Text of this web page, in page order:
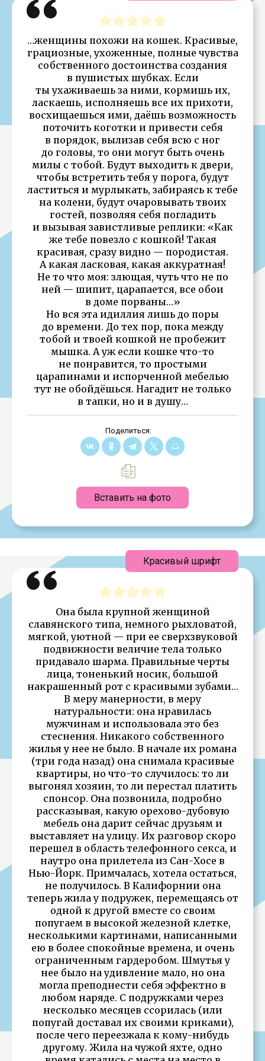
…женщины похожи на кошек. Красивые,
грациозные, ухоженные, полные чувства
собственного достоинства создания
в пушистых шубках. Если
ты ухаживаешь за ними, кормишь их,
ласкаешь, исполняешь все их прихоти,
восхищаешься ими, даёшь возможность
поточить коготки и привести себя
в порядок, вылизав себя всю с ног
до головы, то они могут быть очень
милы с тобой. Будут выходить к двери,
чтобы встретить тебя у порога, будут
ластиться и мурлыкать, забираясь к тебе
на колени, будут очаровывать твоих
гостей, позволяя себя погладить
и вызывая завистливые реплики: «Как
же тебе повезло с кошкой! Такая
красивая, сразу видно — породистая.
А какая ласковая, какая аккуратная!
Не то что моя: злющая, чуть что не по
ней — шипит, царапается, все обои
в доме порваны…»
Но вся эта идиллия лишь до поры
до времени. До тех пор, пока между
тобой и твоей кошкой не пробежит
мышка. А уж если кошке что-то
не понравится, то простыми
царапинами и испорченной мебелью
тут не обойдёшься. Нагадит не только
в тапки, но и в душу…
Поделиться:
Вставить на фото
Она была крупной женщиной
славянского типа, немного рыхловатой,
мягкой, уютной — при ее сверхзвуковой
подвижности величие тела только
придавало шарма. Правильные черты
лица, тоненький носик, большой
накрашенный рот с красивыми зубами…
В меру манерности, в меру
натуральности: она нравилась
мужчинам и использовала это без
стеснения. Никакого собственного
жилья у нее не было. В начале их романа
(три года назад) она снимала красивые
квартиры, но что-то случилось: то ли
выгонял хозяин, то ли перестал платить
спонсор. Она позвонила, подробно
рассказывая, какую орехово-дубовую
мебель она дарит сейчас друзьям и
выставляет на улицу. Их разговор скоро
перешел в область телефонного секса, и
наутро она прилетела из Сан-Хосе в
Нью-Йорк. Примчалась, хотела остаться,
не получилось. В Калифорнии она
теперь жила у подружек, перемещаясь от
одной к другой вместе со своим
попугаем в высокой железной клетке,
несколькими картинами, написанными
ею в более спокойные времена, и очень
ограниченным гардеробом. Шмутья у
нее было на удивление мало, но она
могла преподнести себя эффектно в
любом наряде. С подружками через
несколько месяцев ссорилась (или
попугай доставал их своими криками),
после чего переезжала к кому-нибудь
другому. Жила на чужой яхте, одно
Красивый шрифт